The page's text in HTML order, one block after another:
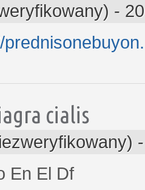
-
cialis
En El Df